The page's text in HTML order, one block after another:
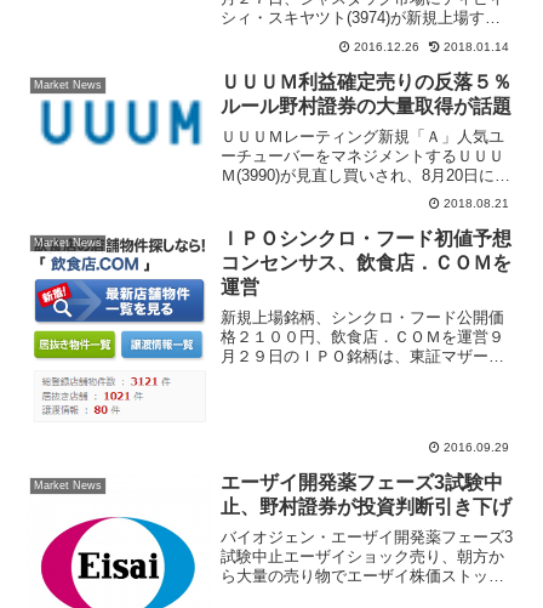
シィ・スキヤツト(3974)が新規上場す
る。美容サロン向けのＩＣＴ事業、介護
サービス事業を手掛ける。２０１６年、
今年最後のＩＰＯだけに投資家の関心が
高い。ティビィシィ・...
2016.12.26 2018.01.14
Market News
ＵＵＵＭ利益確定売りの反落５％
ルール野村證券の大量取得が話題
ＵＵＵＭレーティング新規「Ａ」人気ユ
ーチューバーをマネジメントするＵＵＵ
Ｍ(3990)が見直し買いされ、8月20日に上
場来高値8090円まで買われる場面があっ
た。きょうは利益確定売りによって株価
下落、前日比700円安の7170円まで売ら
れる...
2018.08.21
Market News
ＩＰＯシンクロ・フード初値予想
コンセンサス、飲食店．ＣＯＭを
運営
新規上場銘柄、シンクロ・フード公開価
格２１００円、飲食店．ＣＯＭを運営９
月２９日のＩＰＯ銘柄は、東証マザーズ
2016.09.29
Market News
エーザイ開発薬フェーズ3試験中
止、野村證券が投資判断引き下げ
バイオジェン・エーザイ開発薬フェーズ3
試験中止エーザイショック売り、朝方か
ら大量の売り物でエーザイ株価ストップ